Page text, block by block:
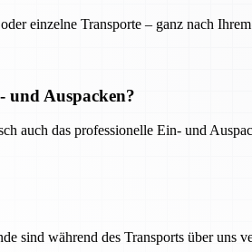
einzelne Transporte – ganz nach
und Auspacken?
auch das professionelle Ein- und
sind während des Transports über uns